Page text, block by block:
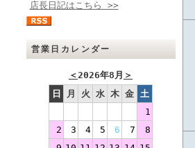
店長日記はこちら >>
営業日カレンダー
＜2026年8月 ＞
日
月 火 水 木 金 土
1
2
3 4 5 6 7
8